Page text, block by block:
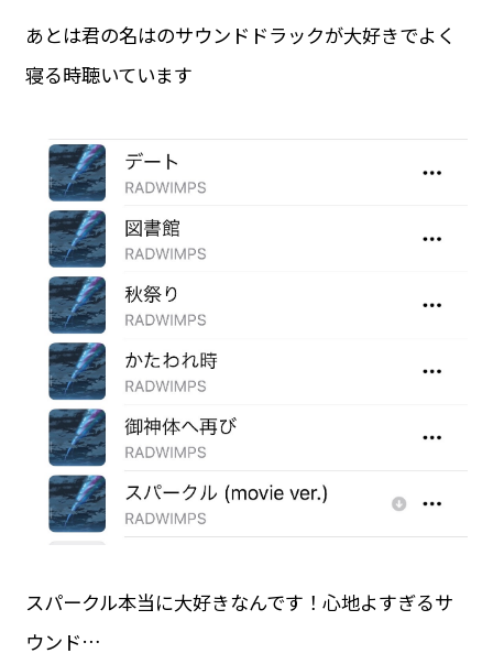
あとは君の名はのサウンドドラックが大好きでよく
寝る時聴いています
スパークル本当に大好きなんです！心地よすぎるサ
ウンド…